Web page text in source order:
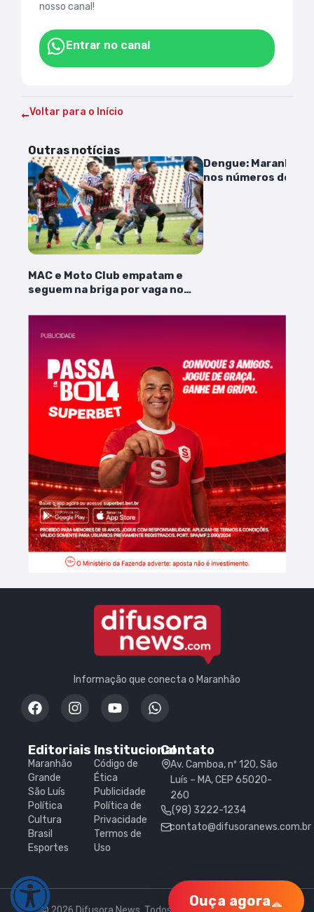
nosso canal!
Entrar no canal
Voltar para o Início
Outras notícias
MAC e Moto Club empatam e
seguem na briga por vaga no
Dengue: Maranhão
nos números de
Informação que conecta o Maranhão
Editoriais
Maranhão
Grande
São Luís
Política
Cultura
Brasil
Esportes
Institucional
Código de
Ética
Publicidade
Política de
Privacidade
Termos de
Uso
Contato
Av. Camboa, nº 120, São
Luís – MA, CEP 65020-
260
(98) 3222-1234
contato@difusoranews.com.br
Ouça agora